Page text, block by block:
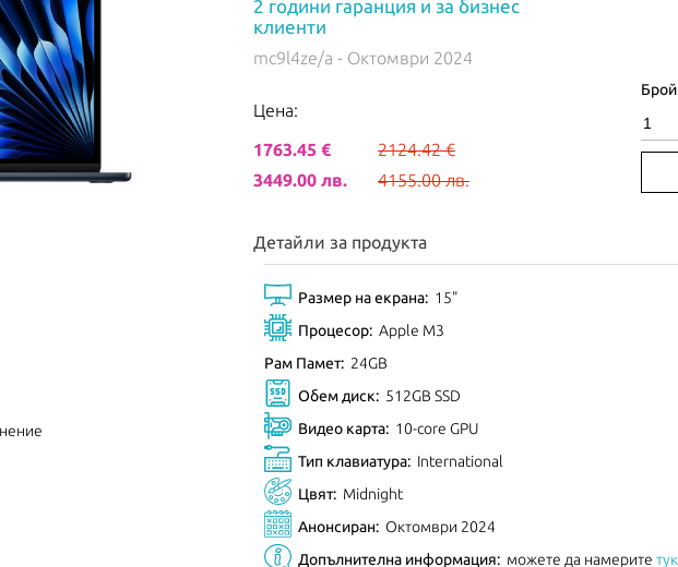
2 години гаранция и за бизнес
клиенти
mc9l4ze/a - Октомври 2024
Цена:
1763.45 €
2124.42 €
3449.00 лв.
4155.00 лв.
Брой
Детайли за продукта
Размер на екрана: 15"
Процесор: Apple M3
Рам Памет: 24GB
Обем диск: 512GB SSD
Видео карта: 10-core GPU
Тип клавиатура: International
Цвят: Midnight
Анонсиран: Октомври 2024
Допълнителна информация: можете да намерите тук